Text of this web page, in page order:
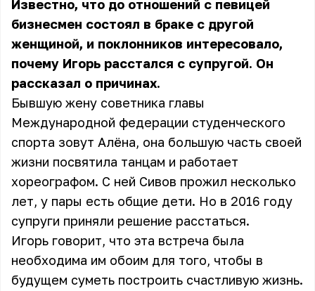
Известно, что до отношений с певицей
бизнесмен состоял в браке с другой
женщиной, и поклонников интересовало,
почему Игорь расстался с супругой. Он
рассказал о причинах.
Бывшую жену советника главы
Международной федерации студенческого
спорта зовут Алёна, она большую часть своей
жизни посвятила танцам и работает
хореографом. С ней Сивов прожил несколько
лет, у пары есть общие дети. Но в 2016 году
супруги приняли решение расстаться.
Игорь говорит, что эта встреча была
необходима им обоим для того, чтобы в
будущем суметь построить счастливую жизнь.